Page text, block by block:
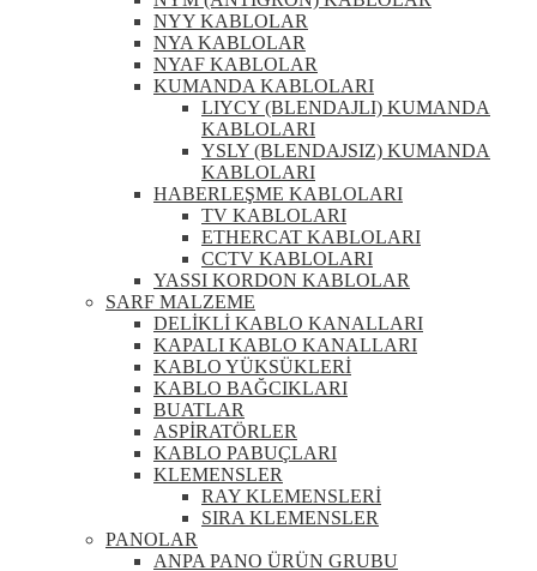
NYY KABLOLAR
NYA KABLOLAR
NYAF KABLOLAR
KUMANDA KABLOLARI
LIYCY (BLENDAJLI) KUMANDA
KABLOLARI
YSLY (BLENDAJSIZ) KUMANDA
KABLOLARI
HABERLEŞME KABLOLARI
TV KABLOLARI
ETHERCAT KABLOLARI
CCTV KABLOLARI
YASSI KORDON KABLOLAR
SARF MALZEME
DELİKLİ KABLO KANALLARI
KAPALI KABLO KANALLARI
KABLO YÜKSÜKLERİ
KABLO BAĞCIKLARI
BUATLAR
ASPİRATÖRLER
KABLO PABUÇLARI
KLEMENSLER
RAY KLEMENSLERİ
SIRA KLEMENSLER
PANOLAR
ANPA PANO ÜRÜN GRUBU